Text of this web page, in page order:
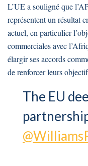
L’UE a souligné que
représentent un résultat
actuel, en particulier
commerciales avec
élargir ses accords
de renforcer leurs
The EU